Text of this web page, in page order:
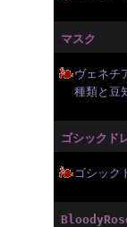
マスク
ヴェネチ
種類と豆
ゴシックド
ゴシック